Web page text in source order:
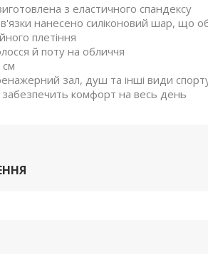
з еластичного спандексу
нанесено силіконовий шар, що
плетіння
й поту на обличчя
зал, душ та інші види
забезпечить комфорт на весь день